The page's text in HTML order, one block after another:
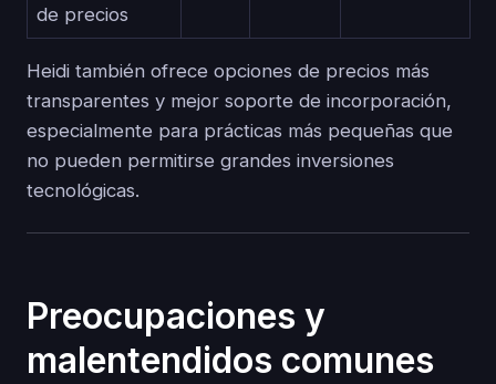
de precios
Heidi también ofrece opciones de precios más
transparentes y mejor soporte de incorporación,
especialmente para prácticas más pequeñas que
no pueden permitirse grandes inversiones
tecnológicas.
Preocupaciones y
malentendidos comunes